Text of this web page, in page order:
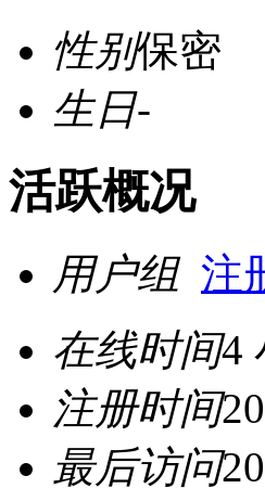
性别保密
生日-
活跃概况
用户组 注
在线时间4
注册时间
最后访问